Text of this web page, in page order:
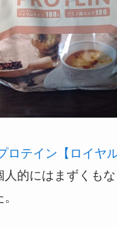
ロテイン【ロイヤ
人的にはまずくもな